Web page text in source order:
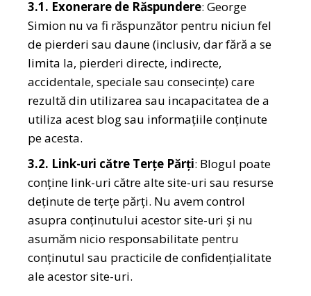
3.1. Exonerare de Răspundere: George
Simion nu va fi răspunzător pentru niciun fel
de pierderi sau daune (inclusiv, dar fără a se
limita la, pierderi directe, indirecte,
accidentale, speciale sau consecințe) care
rezultă din utilizarea sau incapacitatea de a
utiliza acest blog sau informațiile conținute
pe acesta.
3.2. Link-uri către Terțe Părți: Blogul poate
conține link-uri către alte site-uri sau resurse
deținute de terțe părți. Nu avem control
asupra conținutului acestor site-uri și nu
asumăm nicio responsabilitate pentru
conținutul sau practicile de confidențialitate
ale acestor site-uri.